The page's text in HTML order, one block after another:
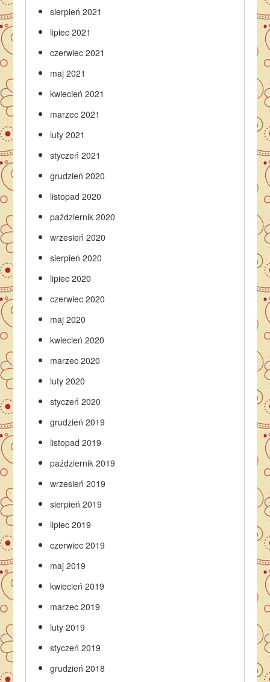
sierpień 2021
lipiec 2021
czerwiec 2021
maj 2021
kwiecień 2021
marzec 2021
luty 2021
styczeń 2021
grudzień 2020
listopad 2020
październik 2020
wrzesień 2020
sierpień 2020
lipiec 2020
czerwiec 2020
maj 2020
kwiecień 2020
marzec 2020
luty 2020
styczeń 2020
grudzień 2019
listopad 2019
październik 2019
wrzesień 2019
sierpień 2019
lipiec 2019
czerwiec 2019
maj 2019
kwiecień 2019
marzec 2019
luty 2019
styczeń 2019
grudzień 2018